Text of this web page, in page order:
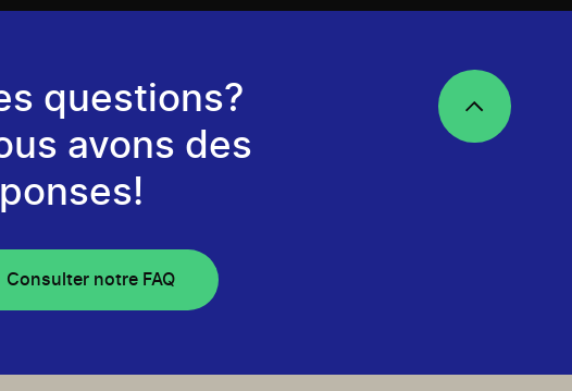
questions?
avons des
Consulter notre FAQ